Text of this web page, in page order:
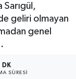
geliri olmayan
genel
DK
SÜRESI